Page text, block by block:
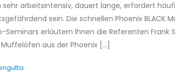
arbeitsintensiv, dauert lange, erfordert
sein. Die schnellen Phoenix BLACK
Seminars erläutern Ihnen die Referenten
aus der Phoenix […]